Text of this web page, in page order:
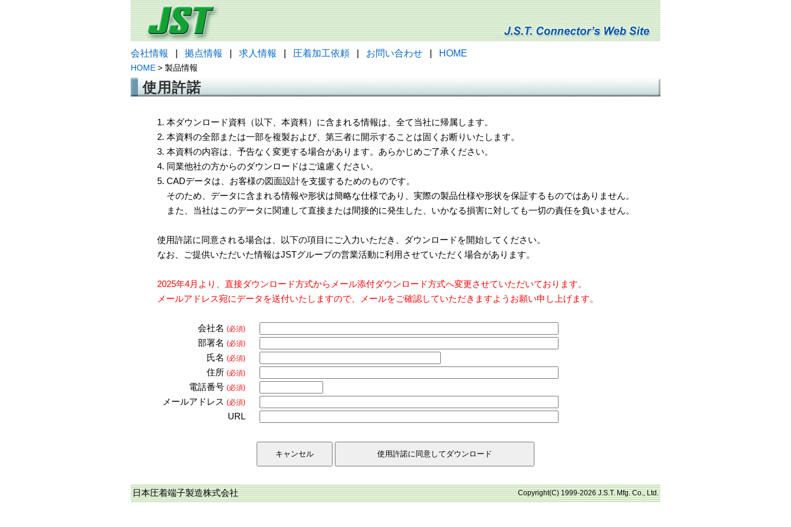
会社情報 拠点情報 求人情報 圧着加工依頼 お問い合わせ HOME
HOME > 製品情報
使用許諾
1. 本ダウンロード資料（以下、本資料）に含まれる情報は、全て当社に帰属します。
2. 本資料の全部または一部を複製および、第三者に開示することは固くお断りいたします。
3. 本資料の内容は、予告なく変更する場合があります。あらかじめご了承ください。
4. 同業他社の方からのダウンロードはご遠慮ください。
5. CADデータは、お客様の図面設計を支援するためのものです。
そのため、データに含まれる情報や形状は簡略な仕様であり、実際の製品仕様や形状を保証するものではありません。
また、当社はこのデータに関連して直接または間接的に発生した、いかなる損害に対しても一切の責任を負いません。
使用許諾に同意される場合は、以下の項目にご入力いただき、ダウンロードを開始してください。
なお、ご提供いただいた情報はJSTグループの営業活動に利用させていただく場合があります。
2025年4月より、直接ダウンロード方式からメール添付ダウンロード方式へ変更させていただいております。
メールアドレス宛にデータを送付いたしますので、メールをご確認していただきますようお願い申し上げます。
会社名 (必須)
部署名 (必須)
氏名 (必須)
住所 (必須)
電話番号 (必須)
メールアドレス (必須)
URL
日本圧着端子製造株式会社 Copyright(C) 1999-2026 J.S.T. Mfg. Co., Ltd.